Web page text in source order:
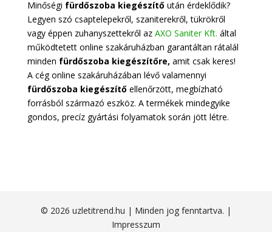
Minőségi fürdőszoba kiegészítőután érdeklődik?
Legyen szó csaptelepekről, szaniterekről, tükrökről
vagy éppen zuhanyszettekről az AXO Saniter Kft. által
működtetett online szakáruházban garantáltan rátalál
minden fürdőszoba kiegészítőre, amit csak keres!
A cég online szakáruházában lévő valamennyi
fürdőszoba kiegészítőellenőrzött, megbízható
forrásból származó eszköz. A termékek mindegyike
gondos, precíz gyártási folyamatok során jött létre.
© 2026 uzletitrend.hu | Minden jog fenntartva. |
Impresszum